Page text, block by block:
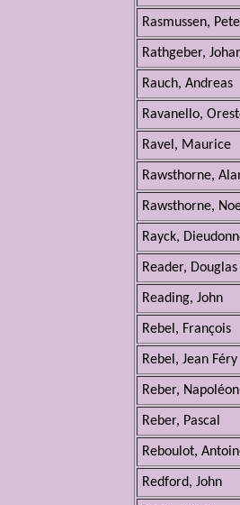
Rasmussen,
Rathgeber,
Rauch, Andreas
Ravanello,
Ravel, Maurice
Rawsthorne,
Rawsthorne,
Rayck,
Reader, Douglas
Reading, John
Rebel, François
Rebel, Jean Féry
Reber,
Reber, Pascal
Reboulot,
Redford, John